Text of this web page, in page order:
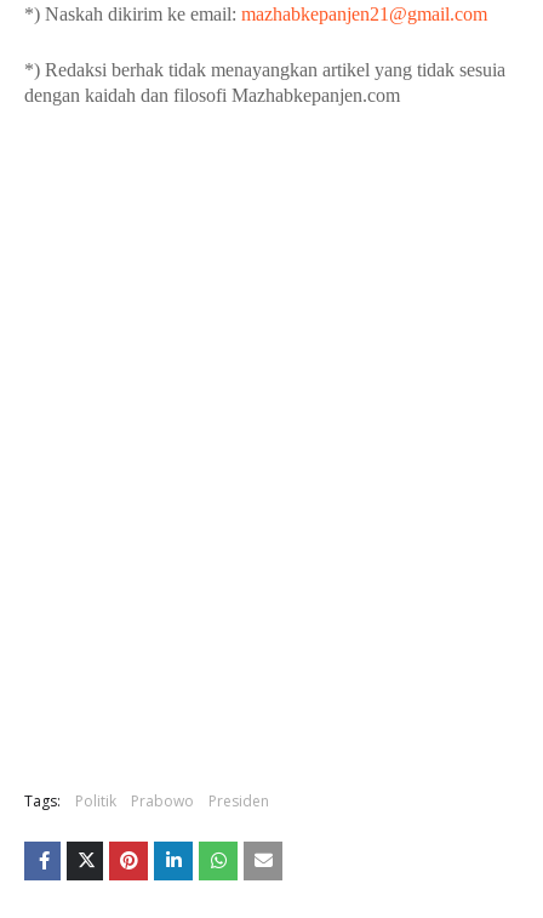
*) Naskah dikirim ke email: mazhabkepanjen21@gmail.com
*) Redaksi berhak tidak menayangkan artikel yang tidak sesuia
dengan kaidah dan filosofi Mazhabkepanjen.com
Tags: Politik Prabowo Presiden